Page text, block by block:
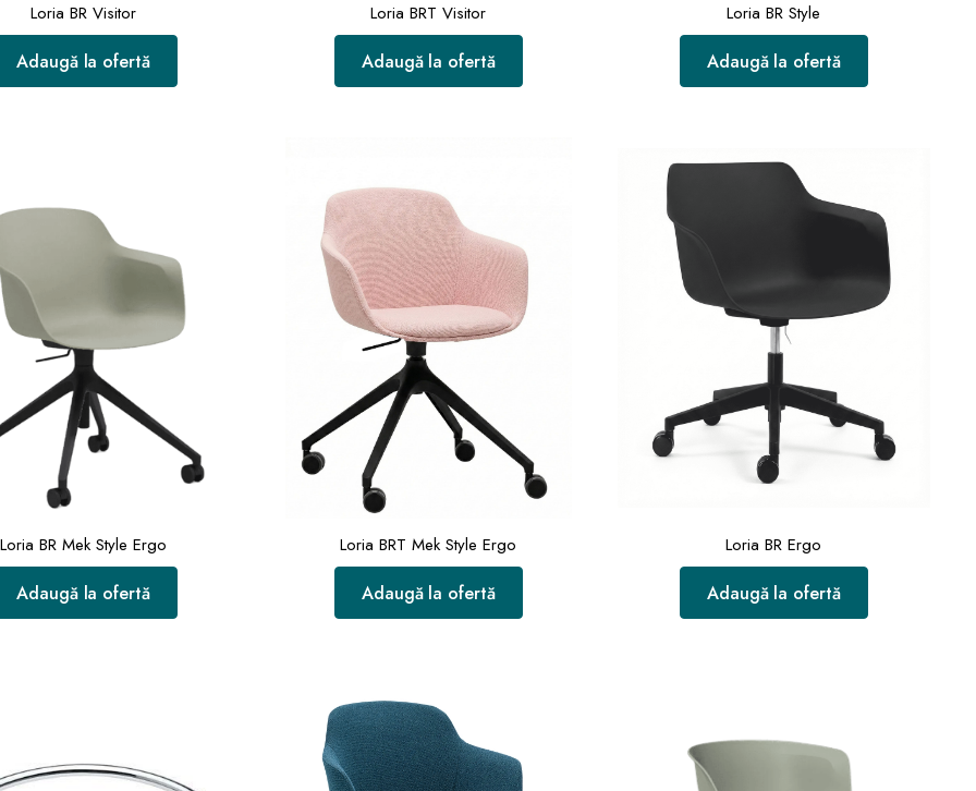
Loria BR Visitor
Adaugă la ofertă
Loria BRT Visitor
Adaugă la ofertă
Loria BR Style
Adaugă la ofertă
Loria BR Mek Style Ergo
Adaugă la ofertă
Loria BRT Mek Style Ergo
Adaugă la ofertă
Loria BR Ergo
Adaugă la ofertă